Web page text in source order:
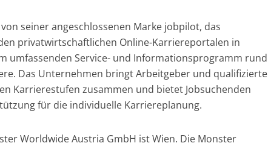
seiner angeschlossenen Marke jobpilot, das
privatwirtschaftlichen Online-Karriereportalen in
umfassenden Service- und Informationsprogramm rund
Das Unternehmen bringt Arbeitgeber und qualifizierte
Karrierestufen zusammen und bietet Jobsuchenden
für die individuelle Karriereplanung.
Worldwide Austria GmbH ist Wien. Die Monster